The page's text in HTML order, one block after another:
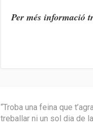
Per més informació
“Troba una feina que
treballar ni un sol dia de